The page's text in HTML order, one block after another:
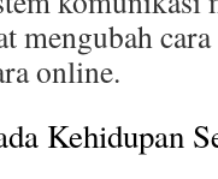
mengubah
online.
Kehidupan